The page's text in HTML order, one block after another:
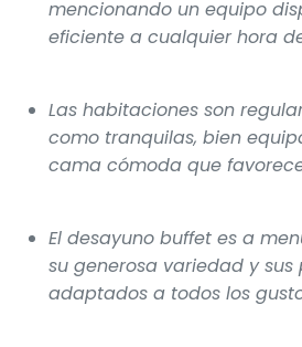
mencionando un equipo
eficiente a cualquier hora
Las habitaciones son
como tranquilas, bien
cama cómoda que
El desayuno buffet es a
su generosa variedad y sus
adaptados a todos los